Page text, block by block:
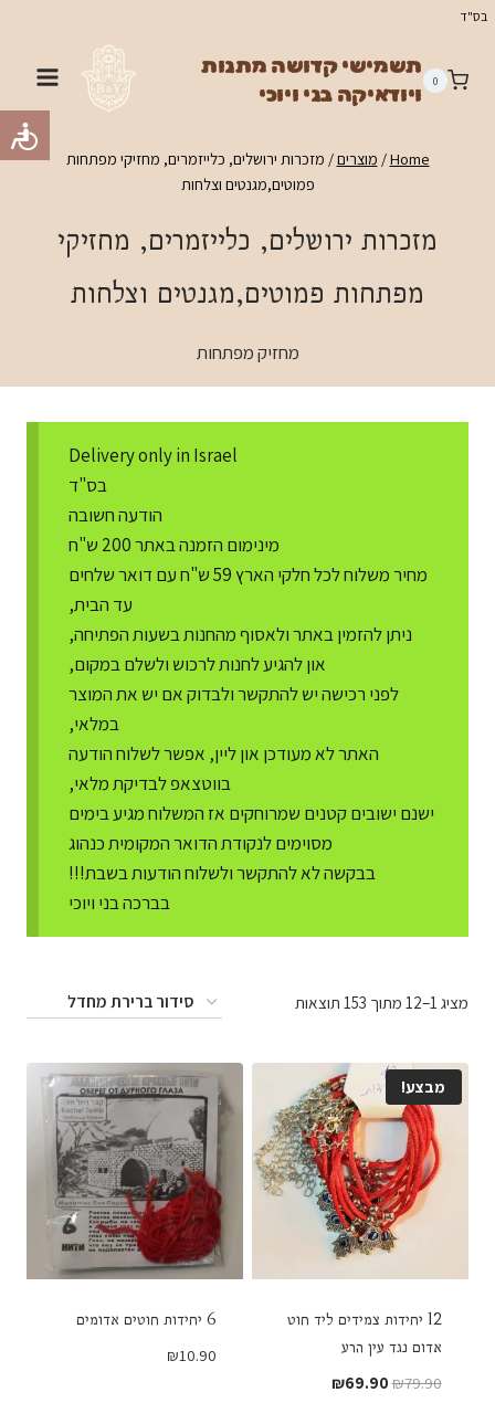
Skip
content
בס"ד
0
תשמישי קדושה מתנות
ויודאיקה בני ויוכי
Home
/ מוצרים/ מזכרות ירושלים, כלייזמרים, מחזיקי מפתחות
פמוטים,מגנטים וצלחות
מזכרות ירושלים, כלייזמרים, מחזיקי
מפתחות פמוטים,מגנטים וצלחות
מחזיק מפתחות
Delivery only in Israel
בס"ד
הודעה חשובה
מינימום הזמנה באתר 200 ש"ח
מחיר משלוח לכל חלקי הארץ 59 ש"ח עם דואר שלחים
עד הבית,
ניתן להזמין באתר ולאסוף מהחנות בשעות הפתיחה,
און להגיע לחנות לרכוש ולשלם במקום,
לפני רכישה יש להתקשר ולבדוק אם יש את המוצר
במלאי,
האתר לא מעודכן און ליין, אפשר לשלוח הודעה
בווטצאפ לבדיקת מלאי,
ישנם ישובים קטנים שמרוחקים אז המשלוח מגיע בימים
מסוימים לנקודת הדואר המקומית כנהוג
בבקשה לא להתקשר ולשלוח הודעות בשבת!!!
בברכה בני ויוכי
מציג 1–12 מתוך 153 תוצאות
מבצע!
12 יחידות צמידים ליד חוט
אדום נגד עין הרע
₪79.90
המחיר ₪69.90 המחיר
6 יחידות חוטים אדומים
₪10.90